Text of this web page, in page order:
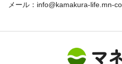
メール：info@kamakura-life.mn-